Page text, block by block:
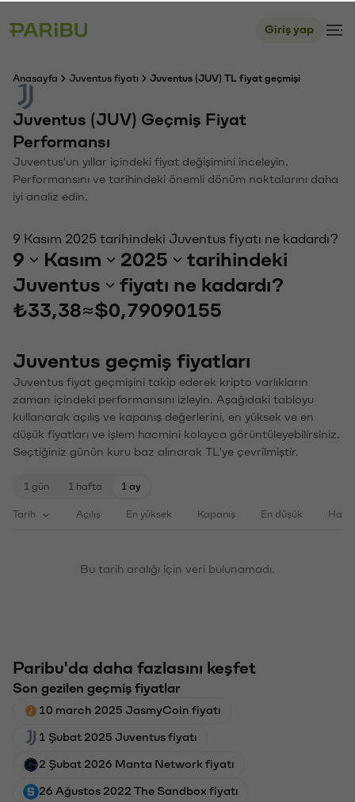
Giriş yap
Anasayfa Juventus fiyatı Juventus (JUV) TL fiyat geçmişi
Juventus (JUV) Geçmiş Fiyat
Performansı
Juventus'un yıllar içindeki fiyat değişimini inceleyin.
Performansını ve tarihindeki önemli dönüm noktalarını daha
iyi analiz edin.
9 Kasım 2025 tarihindeki Juventus fiyatı ne kadardı?
9 Kasım 2025
tarihindeki
Juventus
fiyatı ne kadardı?
₺33,38≈$0,79090155
Juventus geçmiş fiyatları
Juventus fiyat geçmişini takip ederek kripto varlıkların
zaman içindeki performansını izleyin. Aşağıdaki tabloyu
kullanarak açılış ve kapanış değerlerini, en yüksek ve en
düşük fiyatları ve işlem hacmini kolayca görüntüleyebilirsiniz.
Seçtiğiniz günün kuru baz alınarak TL'ye çevrilmiştir.
1 gün 1 hafta 1 ay
Tarih Açılış En yüksek Kapanış En düşük
Bu tarih aralığı için veri bulunamadı.
Paribu'da daha fazlasını keşfet
Son gezilen geçmiş fiyatlar
10 march 2025 JasmyCoin fiyatı
1 Şubat 2025 Juventus fiyatı
2 Şubat 2026 Manta Network fiyatı
26 Ağustos 2022 The Sandbox fiyatı